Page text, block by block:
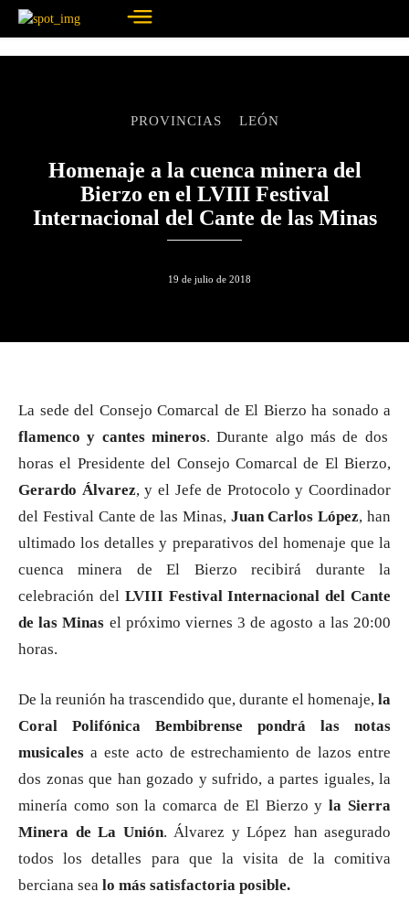
PROVINCIAS LEÓN
Homenaje a la cuenca minera del
Bierzo en el LVIII Festival
Internacional del Cante de las Minas
19 de julio de 2018
La sede del Consejo Comarcal de El Bierzo ha sonado a
flamenco y cantes mineros. Durante algo más de dos
horas el Presidente del Consejo Comarcal de El Bierzo,
Gerardo Álvarez, y el Jefe de Protocolo y Coordinador
del Festival Cante de las Minas, Juan Carlos López, han
ultimado los detalles y preparativos del homenaje que la
cuenca minera de El Bierzo recibirá durante la
celebración delLVIII Festival Internacional del Cante
de las Minas el próximo viernes 3 de agosto a las 20:00
horas.
De la reunión ha trascendido que, durante el homenaje, la
Coral Polifónica Bembibrense pondrá las notas
musicales a este acto de estrechamiento de lazos entre
dos zonas que han gozado y sufrido, a partes iguales, la
minería como son la comarca de El Bierzo y la Sierra
Minera de La Unión. Álvarez y López han asegurado
todos los detalles para que la visita de la comitiva
berciana sea lo más satisfactoria posible.